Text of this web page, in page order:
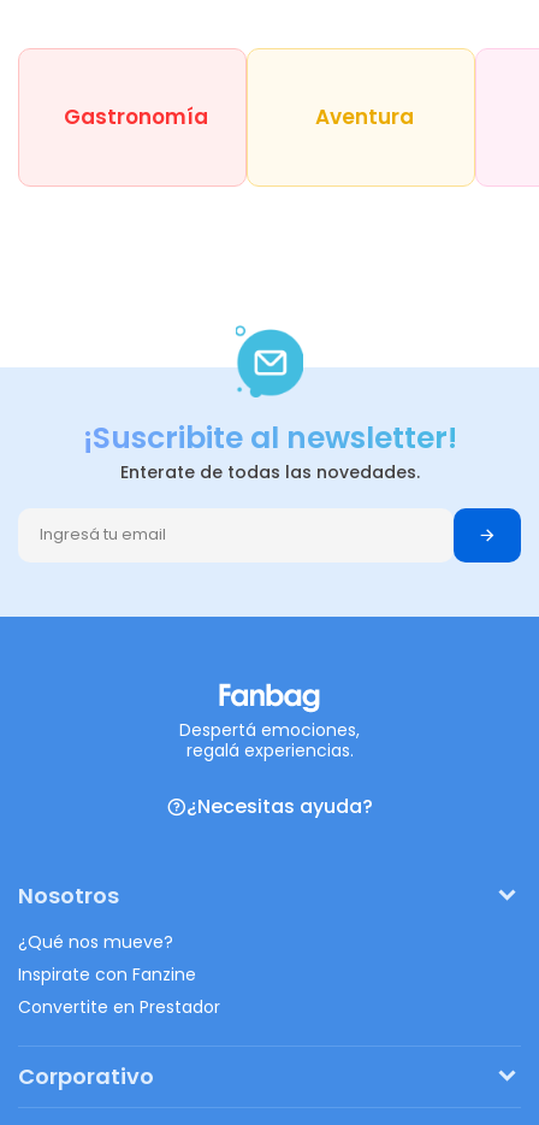
Gastronomía Aventura
¡Suscribite al newsletter!
Enterate de todas las novedades.
Despertá emociones,
regalá experiencias.
¿Necesitas ayuda?
Nosotros
¿Qué nos mueve?
Inspirate con Fanzine
Convertite en Prestador
Corporativo